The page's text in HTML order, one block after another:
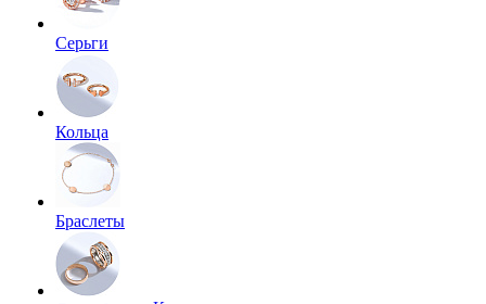
Серьги
Кольца
Браслеты